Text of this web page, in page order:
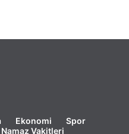
Ekonomi
Spor
Namaz Vakitleri